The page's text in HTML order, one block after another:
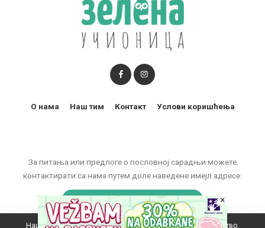
За питања или предлоге о пословној сарадњи можете
контактирати са нама путем доле наведене имејл адресе:
marketing@zelenaucionica.com
О нама Наш тим Контакт Услови коришћења
Наш вебсајт користи колачиће да побољша ваше искуство.
×